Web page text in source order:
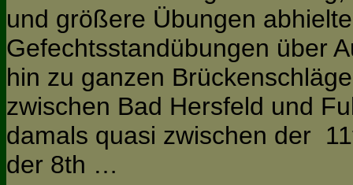
und größere Übungen
Gefechtsstandübungen über
hin zu ganzen
zwischen Bad Hersfeld und
damals quasi zwischen der
der 8th …